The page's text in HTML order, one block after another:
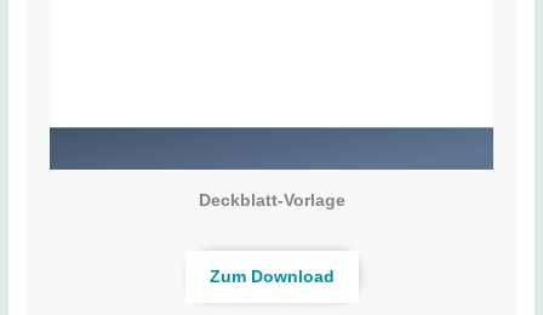
Deckblatt-Vorlage
Zum Download